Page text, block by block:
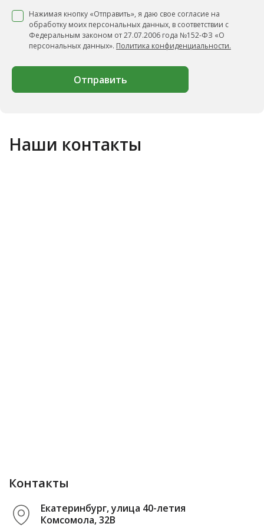
Нажимая кнопку «Отправить», я даю свое согласие на
обработку моих персональных данных, в соответствии с
Федеральным законом от 27.07.2006 года №152-ФЗ «О
персональных данных». Политика конфиденциальности.
Отправить
Наши контакты
Контакты
Екатеринбург, улица 40-летия
Комсомола, 32В